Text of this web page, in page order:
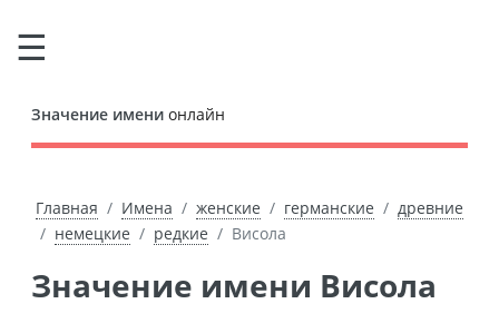
Значение имени онлайн
Главная Имена женские германские
древние
немецкие
редкие Висола
Значение имени Висола